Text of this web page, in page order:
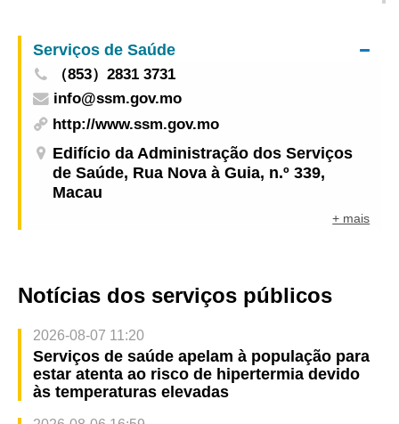
Serviços de Saúde
（853）2831 3731
info@ssm.gov.mo
http://www.ssm.gov.mo
Edifício da Administração dos Serviços
de Saúde, Rua Nova à Guia, n.º 339,
Macau
+ mais
Notícias dos serviços públicos
2026-08-07 11:20
Serviços de saúde apelam à população para
estar atenta ao risco de hipertermia devido
às temperaturas elevadas